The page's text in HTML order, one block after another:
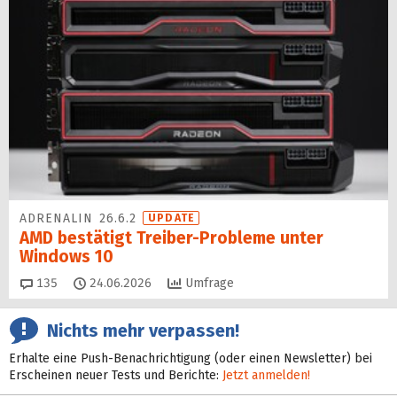
ADRENALIN 26.6.2 UPDATE
AMD bestätigt Treiber-Probleme unter
Windows 10
135 Kommentare
24.06.2026 Umfrage
Nichts mehr verpassen!
Erhalte eine Push-Benachrichtigung (oder einen Newsletter) bei
Erscheinen neuer Tests und Berichte: Jetzt anmelden!